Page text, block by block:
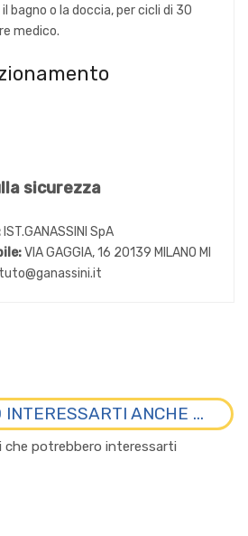
bagno o la doccia, per cicli di 30
medico.
sicurezza
IST.GANASSINI SpA
VIA GAGGIA, 16 20139 MILANO MI
INTERESSARTI ANCHE ...
che potrebbero interessarti